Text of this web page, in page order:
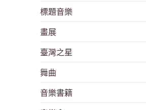
標題音樂
畫展
臺灣之星
舞曲
音樂書籍